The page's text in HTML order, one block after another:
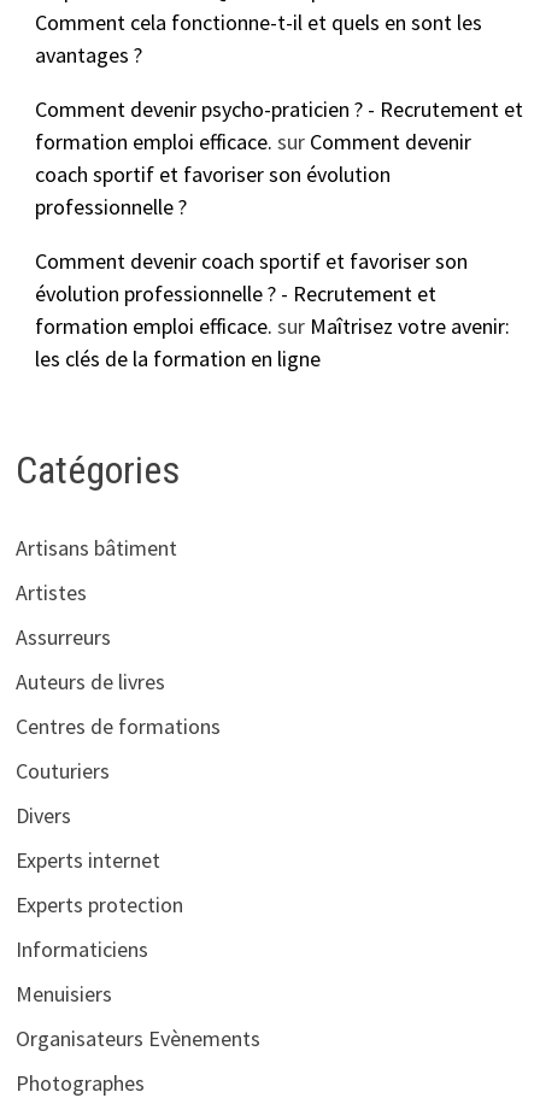
Comment cela fonctionne-t-il et quels en sont les
avantages ?
Comment devenir psycho-praticien ? - Recrutement et
formation emploi efficace. sur Comment devenir
coach sportif et favoriser son évolution
professionnelle ?
Comment devenir coach sportif et favoriser son
évolution professionnelle ? - Recrutement et
formation emploi efficace. sur Maîtrisez votre avenir:
les clés de la formation en ligne
Catégories
Artisans bâtiment
Artistes
Assurreurs
Auteurs de livres
Centres de formations
Couturiers
Divers
Experts internet
Experts protection
Informaticiens
Menuisiers
Organisateurs Evènements
Photographes